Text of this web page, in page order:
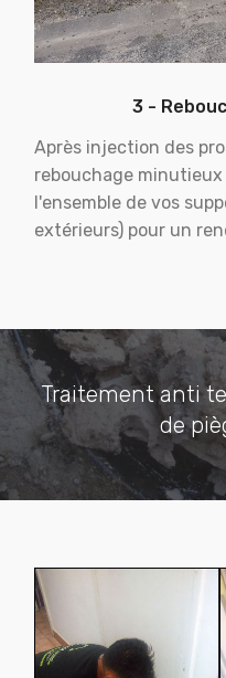
3 -
Après injection des
rebouchage
l'ensemble de vos
extérieurs) pour un
Traitement anti
de